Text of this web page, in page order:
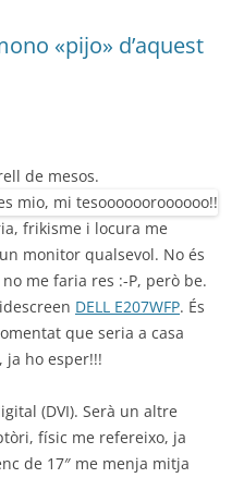
«pijo» d’aquest
de mesos.
frikisme i locura me
monitor qualsevol. No és
me faria res :-P, però be.
DELL E207WFP. És
que seria a casa
ja ho esper!!!
(DVI). Serà un altre
físic me refereixo, ja
de 17″ me menja mitja